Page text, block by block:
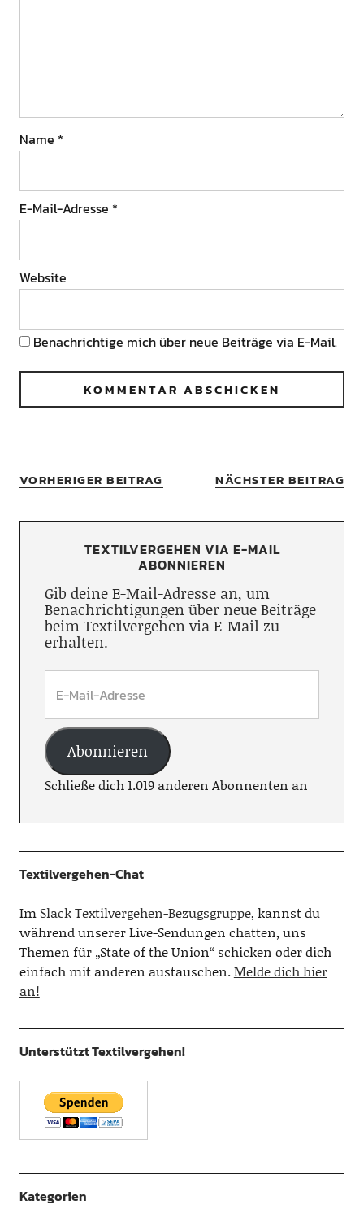
Name *
E-Mail-Adresse *
Website
Benachrichtige mich über neue Beiträge via E-Mail.
VORHERIGER BEITRAG NÄCHSTER BEITRAG
TEXTILVERGEHEN VIA E-MAIL
ABONNIEREN
Gib deine E-Mail-Adresse an, um
Benachrichtigungen über neue Beiträge
beim Textilvergehen via E-Mail zu
erhalten.
Abonnieren
Schließe dich 1.019 anderen Abonnenten an
Textilvergehen-Chat
Im Slack Textilvergehen-Bezugsgruppe, kannst du
während unserer Live-Sendungen chatten, uns
Themen für „State of the Union“ schicken oder dich
einfach mit anderen austauschen.Melde dich hier
an!
Unterstützt Textilvergehen!
Kategorien